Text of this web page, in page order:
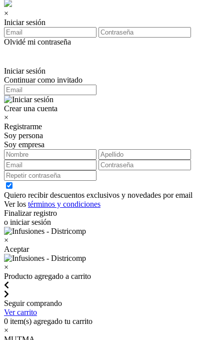
×
Iniciar sesión
Olvidé mi contraseña
Iniciar sesión
Continuar como invitado
Crear una cuenta
×
Registrarme
Soy persona
Soy empresa
Quiero recibir descuentos exclusivos y novedades por email
Ver los términos y condiciones
Finalizar registro
o iniciar sesión
×
Aceptar
×
Producto agregado a carrito
Seguir comprando
Ver carrito
0 item(s) agregado tu carrito
×